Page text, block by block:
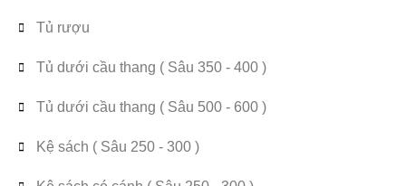
Tủ rượu
Tủ dưới cầu thang ( Sâu 350 - 400 )
Tủ dưới cầu thang ( Sâu 500 - 600 )
Kệ sách ( Sâu 250 - 300 )